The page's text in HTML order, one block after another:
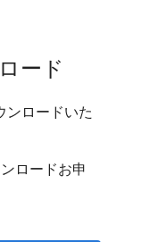
ード
ンロードいた
ロードお申